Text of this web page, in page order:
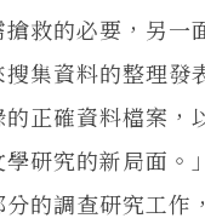
救的必要，另一
集資料的整理發
正確資料檔案，
研究的新局面。
的調查研究工作